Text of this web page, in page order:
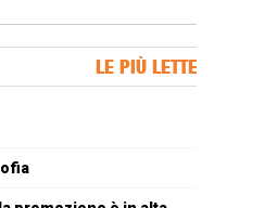
LE PIÙ LETTE